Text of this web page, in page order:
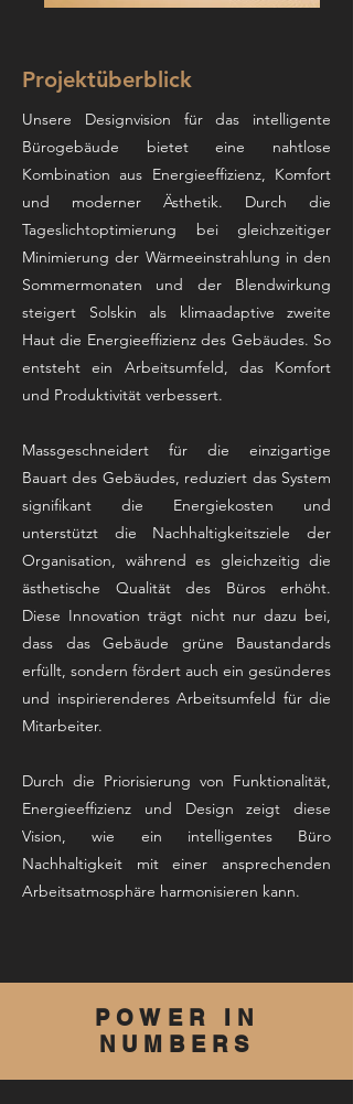
Projektüberblick
Unsere Designvision für das intelligente
Bürogebäude bietet eine nahtlose
Kombination aus Energieeffizienz, Komfort
und moderner Ästhetik. Durch die
Tageslichtoptimierung bei gleichzeitiger
Minimierung der Wärmeeinstrahlung in den
Sommermonaten und der Blendwirkung
steigert Solskin als klimaadaptive zweite
Haut die Energieeffizienz des Gebäudes. So
entsteht ein Arbeitsumfeld, das Komfort
und Produktivität verbessert.
Massgeschneidert für die einzigartige
Bauart des Gebäudes, reduziert das System
signifikant die Energiekosten und
unterstützt die Nachhaltigkeitsziele der
Organisation, während es gleichzeitig die
ästhetische Qualität des Büros erhöht.
Diese Innovation trägt nicht nur dazu bei,
dass das Gebäude grüne Baustandards
erfüllt, sondern fördert auch ein gesünderes
und inspirierenderes Arbeitsumfeld für die
Mitarbeiter.
Durch die Priorisierung von Funktionalität,
Energieeffizienz und Design zeigt diese
Vision, wie ein intelligentes Büro
Nachhaltigkeit mit einer ansprechenden
Arbeitsatmosphäre harmonisieren kann.
POWER IN
NUMBERS